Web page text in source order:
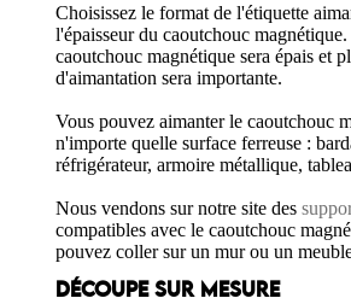
Choisissez le format de l'étiquette
l'épaisseur du caoutchouc
caoutchouc magnétique sera épais et
d'aimantation sera importante.
Vous pouvez aimanter le caoutchouc
n'importe quelle surface ferreuse :
réfrigérateur, armoire métallique,
Nous vendons sur notre site des
compatibles avec le caoutchouc
pouvez coller sur un mur ou un
DÉCOUPE SUR MESURE